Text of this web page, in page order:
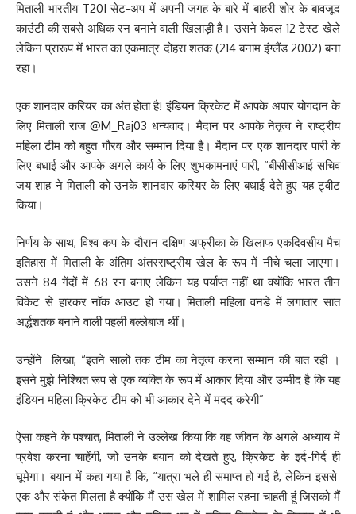
मिताली भारतीय T20I सेट-अप में अपनी जगह के बारे में बाहरी शोर के बावजूद
काउंटी की सबसे अधिक रन बनाने वाली खिलाड़ी है। उसने केवल 12 टेस्ट खेले
लेकिन प्रारूप में भारत का एकमात्र दोहरा शतक (214 बनाम इंग्लैंड 2002) बना
रहा।
एक शानदार करियर का अंत होता है! इंडियन क्रिकेट में आपके अपार योगदान के
लिए मिताली राज @M_Raj03 धन्यवाद। मैदान पर आपके नेतृत्व ने राष्ट्रीय
महिला टीम को बहुत गौरव और सम्मान दिया है। मैदान पर एक शानदार पारी के
लिए बधाई और आपके अगले कार्य के लिए शुभकामनाएं पारी, “बीसीसीआई सचिव
जय शाह ने मिताली को उनके शानदार करियर के लिए बधाई देते हुए यह ट्वीट
किया।
निर्णय के साथ, विश्व कप के दौरान दक्षिण अफ्रीका के खिलाफ एकदिवसीय मैच
इतिहास में मिताली के अंतिम अंतरराष्ट्रीय खेल के रूप में नीचे चला जाएगा।
उसने 84 गेंदों में 68 रन बनाए लेकिन यह पर्याप्त नहीं था क्योंकि भारत तीन
विकेट से हारकर नॉक आउट हो गया। मिताली महिला वनडे में लगातार सात
अर्द्धशतक बनाने वाली पहली बल्लेबाज थीं।
उन्होंने लिखा, “इतने सालों तक टीम का नेतृत्व करना सम्मान की बात रही ।
इसने मुझे निश्चित रूप से एक व्यक्ति के रूप में आकार दिया और उम्मीद है कि यह
इंडियन महिला क्रिकेट टीम को भी आकार देने में मदद करेगी”
ऐसा कहने के पश्चात, मिताली ने उल्लेख किया कि वह जीवन के अगले अध्याय में
प्रवेश करना चाहेंगी, जो उनके बयान को देखते हुए, क्रिकेट के इर्द-गिर्द ही
घूमेगा। बयान में कहा गया है कि, “यात्रा भले ही समाप्त हो गई है, लेकिन इससे
एक और संकेत मिलता है क्योंकि मैं उस खेल में शामिल रहना चाहती हूं जिसको मैं